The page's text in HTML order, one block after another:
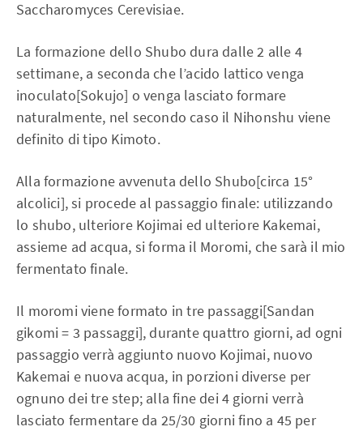
Saccharomyces Cerevisiae.
La formazione dello Shubo dura dalle 2 alle 4
settimane, a seconda che l’acido lattico venga
inoculato[Sokujo] o venga lasciato formare
naturalmente, nel secondo caso il Nihonshu viene
definito di tipo Kimoto.
Alla formazione avvenuta dello Shubo[circa 15°
alcolici], si procede al passaggio finale: utilizzando
lo shubo, ulteriore Kojimai ed ulteriore Kakemai,
assieme ad acqua, si forma il Moromi, che sarà il mio
fermentato finale.
Il moromi viene formato in tre passaggi[Sandan
gikomi = 3 passaggi], durante quattro giorni, ad ogni
passaggio verrà aggiunto nuovo Kojimai, nuovo
Kakemai e nuova acqua, in porzioni diverse per
ognuno dei tre step; alla fine dei 4 giorni verrà
lasciato fermentare da 25/30 giorni fino a 45 per